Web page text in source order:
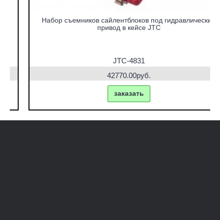
Набор съемников сайлентблоков под гидравлический
привод в кейсе JTC
JTC-4831
42770.00руб.
заказать